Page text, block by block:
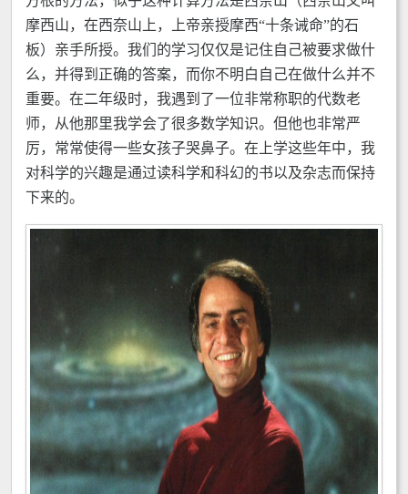
摩西山，在西奈山上，上帝亲授摩西“十条诫命”的石
板）亲手所授。我们的学习仅仅是记住自己被要求做什
么，并得到正确的答案，而你不明白自己在做什么并不
重要。在二年级时，我遇到了一位非常称职的代数老
师，从他那里我学会了很多数学知识。但他也非常严
厉，常常使得一些女孩子哭鼻子。在上学这些年中，我
对科学的兴趣是通过读科学和科幻的书以及杂志而保持
下来的。